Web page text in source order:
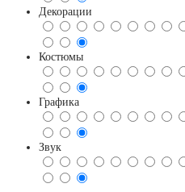
Декорации
Костюмы
Графика
Звук